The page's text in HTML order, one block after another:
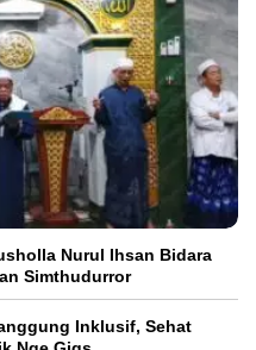
Nurul Ihsan Bidara
Simthudurror
Inklusif, Sehat